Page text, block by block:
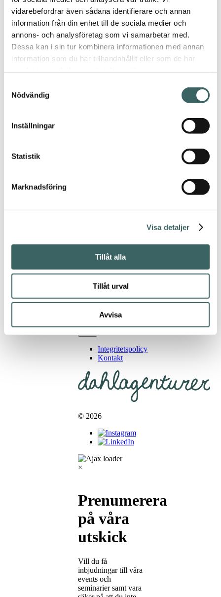
vidarebefordrar även sådana identifierare och annan
information från din enhet till de sociala medier och
annons- och analysföretag som vi samarbetar med.
Dessa kan i sin tur kombinera informationen med annan
information som du har tillhandahållit eller som de har
Nödvändig
Inställningar
Statistik
Marknadsföring
Visa detaljer
Tillåt alla
Tillåt urval
Avvisa
showroom.
Läs mer om Arne S
Domus här.
Kontakta oss för
Integritetspolicy
Kontakt
© 2026
×
Prenumerera
på våra
utskick
Vill du få
inbjudningar till våra
events och
seminarier samt vara